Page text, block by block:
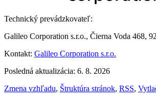
Technický prevádzkovateľ:
Galileo Corporation s.r.o., Čierna Voda 468,
Kontakt: Galileo Corporation s.r.o.
Posledná aktualizácia: 6. 8. 2026
Zmena vzhľadu, Štruktúra stránok, RSS,